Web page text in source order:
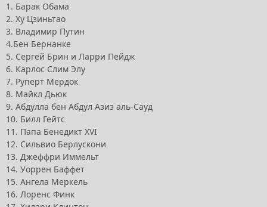
1. Барак Обама
2. Ху Цзиньтао
3. Владимир Путин
4.Бен Бернанке
5. Сергей Брин и Ларри Пейдж
6. Карлос Слим Элу
7. Руперт Мердок
8. Майкл Дьюк
9. Абдулла бен Абдул Азиз аль-Сауд
10. Билл Гейтс
11. Папа Бенедикт XVI
12. Сильвио Берлускони
13. Джеффри Иммельт
14. Уоррен Баффет
15. Ангела Меркель
16. Лоренс Финк